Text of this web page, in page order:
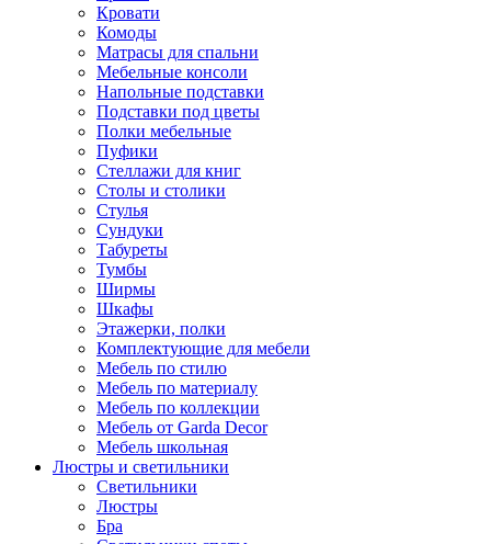
Кровати
Комоды
Матрасы для спальни
Мебельные консоли
Напольные подставки
Подставки под цветы
Полки мебельные
Пуфики
Стеллажи для книг
Столы и столики
Стулья
Сундуки
Табуреты
Тумбы
Ширмы
Шкафы
Этажерки, полки
Комплектующие для мебели
Мебель по стилю
Мебель по материалу
Мебель по коллекции
Мебель от Garda Decor
Мебель школьная
Люстры и светильники
Светильники
Люстры
Бра